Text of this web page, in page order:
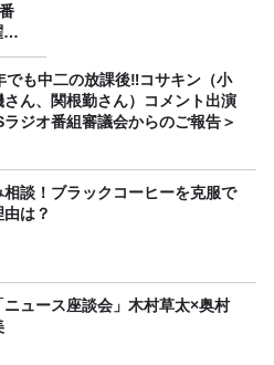
でも中二の放課後‼コサキン（小
さん、関根勤さん）コメント出演
ラジオ番組審議会からのご報告＞
相談！ブラックコーヒーを克服で
由は？
ニュース座談会」木村草太×奥村